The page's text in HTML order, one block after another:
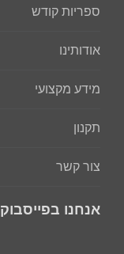
ספריות קודש
אודותינו
מידע מקצועי
תקנון
צור קשר
אנחנו בפייסבוק